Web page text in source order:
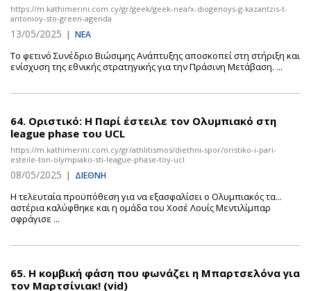
https://m.kathimerini.com.cy/gr/geek/geek-nea/x-diogenoys-g-kazantzis-t-
antonioy-sto-green-agenda
13/05/2025 | ΝΕΑ
Το φετινό Συνέδριο Βιώσιμης Ανάπτυξης αποσκοπεί στη στήριξη και
ενίσχυση της εθνικής στρατηγικής για την Πράσινη Μετάβαση. ...
64. Οριστικό: Η Παρί έστειλε τον Ολυμπιακό στη
league phase του UCL
https://m.kathimerini.com.cy/gr/athlitismos/diethni-spor/oristiko-i-pari-
esteile-ton-olympiako-sti-league-phase-toy-ucl
08/05/2025 | ΔΙΕΘΝΗ
Η τελευταία προϋπόθεση για να εξασφαλίσει ο Ολυμπιακός τα...
αστέρια καλύφθηκε και η ομάδα του Χοσέ Λουίς Μεντιλίμπαρ
σφράγισε ...
65. Η κομβική φάση που φωνάζει η Μπαρτσελόνα για
τον Μαρτσίνιακ! (vid)